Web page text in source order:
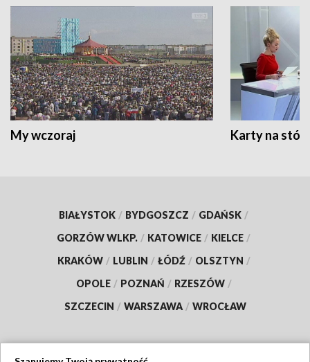
My wczoraj Karty na
BIAŁYSTOK / BYDGOSZCZ / GDAŃSK /
GORZÓW WLKP. / KATOWICE / KIELCE /
KRAKÓW / LUBLIN / ŁÓDŹ / OLSZTYN /
OPOLE / POZNAŃ / RZESZÓW /
SZCZECIN / WARSZAWA / WROCŁAW